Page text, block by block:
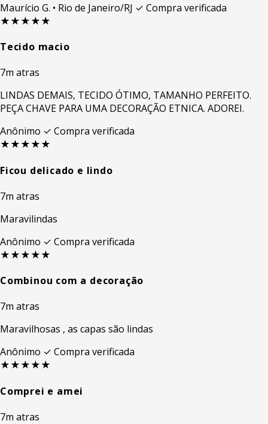
Maurício G. • Rio de Janeiro/RJ ✓ Compra verificada
★★★★★
Tecido macio
7m atras
LINDAS DEMAIS, TECIDO ÓTIMO, TAMANHO PERFEITO.
PEÇA CHAVE PARA UMA DECORAÇÃO ETNICA. ADOREI.
Anônimo ✓ Compra verificada
★★★★★
Ficou delicado e lindo
7m atras
Maravilindas
Anônimo ✓ Compra verificada
★★★★★
Combinou com a decoração
7m atras
Maravilhosas , as capas são lindas
Anônimo ✓ Compra verificada
★★★★★
Comprei e amei
7m atras